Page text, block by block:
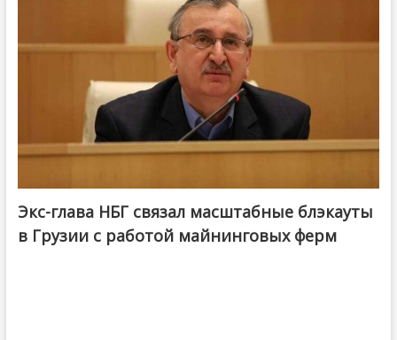
Экс-глава НБГ связал масштабные блэкауты
в Грузии с работой майнинговых ферм